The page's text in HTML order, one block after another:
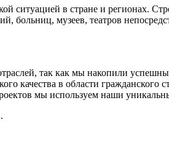
ситуацией в стране и регионах.
музеев, театров
так как мы накопили
качества в области гражданского
мы используем наши